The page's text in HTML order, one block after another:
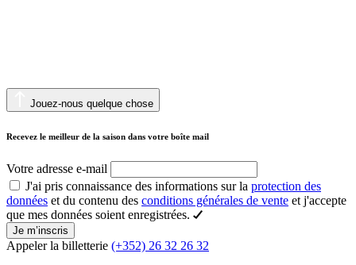
Jouez-nous quelque chose
Recevez le meilleur de la saison dans votre boîte mail
Votre adresse e-mail
J'ai pris connaissance des informations sur la protection des
données et du contenu des conditions générales de vente et j'accepte
que mes données soient enregistrées.
Je m’inscris
Appeler la billetterie (+352) 26 32 26 32